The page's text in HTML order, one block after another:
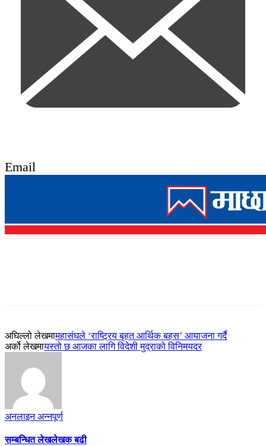
Email
अघिल्लो लेखमामहासंघले ‘राष्ट्रिय बृहत आर्थिक बहस’ आयाजना गर्दै
अर्को लेखमायस्तो छ आजका लागि विदेशी मुद्राको विनिमयदर
अनलाइन अन्नपूर्ण
सम्बन्धित लेखलेखक बढी